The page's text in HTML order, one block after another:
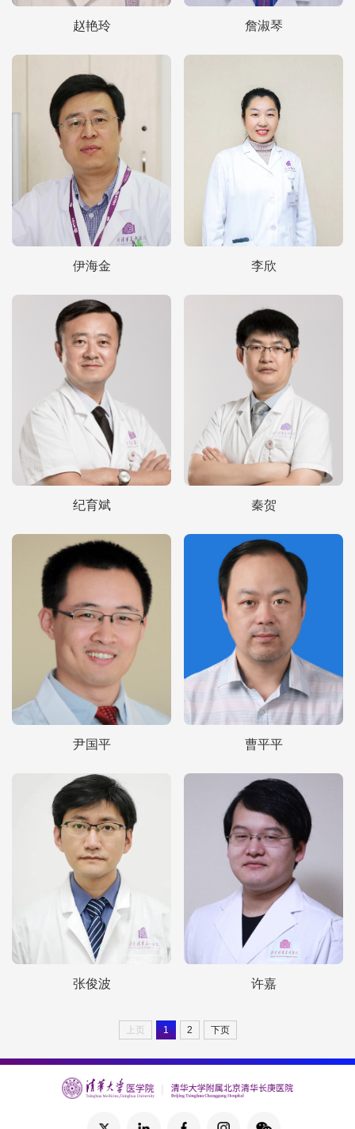
赵艳玲 詹淑琴
伊海金 李欣
纪育斌 秦贺
尹国平 曹平平
张俊波 许嘉
上页 1 2 下页